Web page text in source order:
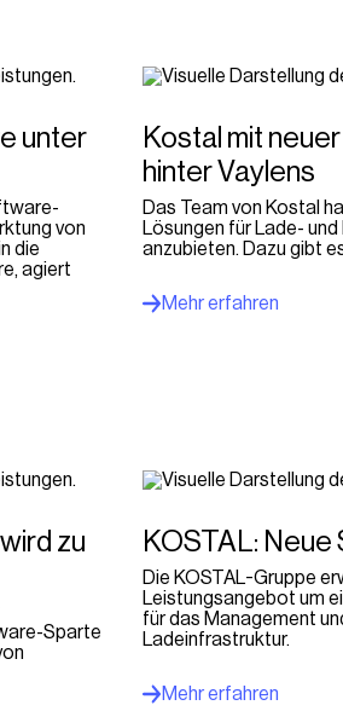
unter
von
die
agiert
Kostal mit
hinter Vaylens
Das Team von Kostal
Lösungen für Lade-
anzubieten. Dazu gibt
Mehr erfahren
zu
Sparte
KOSTAL:
Die KOSTAL-Gruppe
Leistungsangebot um
für das Management
Ladeinfrastruktur.
Mehr erfahren